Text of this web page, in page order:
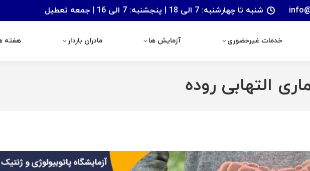
شنبه تا چهارشنبه: 7 الی 18 | پنجشنبه: 7 الی 16 | جمعه تعطیل
خدمات غیرحضوری آزمایش ها مادران باردار هفته
التهابی روده
غیرحضوری آزمایش ها مادران باردار